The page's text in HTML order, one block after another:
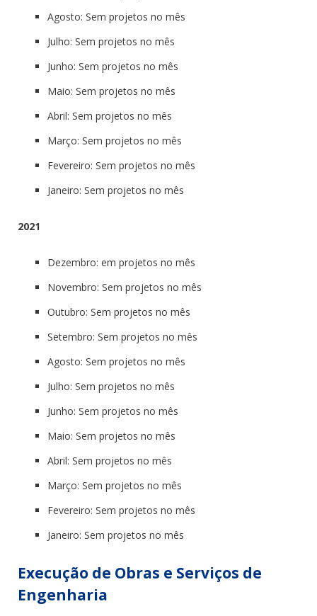
Agosto: Sem projetos no mês
Julho: Sem projetos no mês
Junho: Sem projetos no mês
Maio: Sem projetos no mês
Abril: Sem projetos no mês
Março: Sem projetos no mês
Fevereiro: Sem projetos no mês
Janeiro: Sem projetos no mês
2021
Dezembro: em projetos no mês
Novembro: Sem projetos no mês
Outubro: Sem projetos no mês
Setembro: Sem projetos no mês
Agosto: Sem projetos no mês
Julho: Sem projetos no mês
Junho: Sem projetos no mês
Maio: Sem projetos no mês
Abril: Sem projetos no mês
Março: Sem projetos no mês
Fevereiro: Sem projetos no mês
Janeiro: Sem projetos no mês
Execução de Obras e Serviços de
Engenharia